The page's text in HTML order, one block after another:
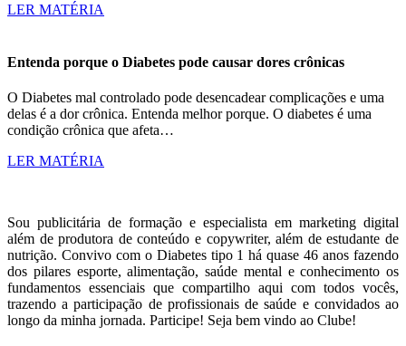
LER MATÉRIA
Entenda porque o Diabetes pode causar dores crônicas
O Diabetes mal controlado pode desencadear complicações e uma
delas é a dor crônica. Entenda melhor porque. O diabetes é uma
condição crônica que afeta…
LER MATÉRIA
Sou publicitária de formação e especialista em marketing digital
além de produtora de conteúdo e copywriter, além de estudante de
nutrição. Convivo com o Diabetes tipo 1 há quase 46 anos fazendo
dos pilares esporte, alimentação, saúde mental e conhecimento os
fundamentos essenciais que compartilho aqui com todos vocês,
trazendo a participação de profissionais de saúde e convidados ao
longo da minha jornada. Participe! Seja bem vindo ao Clube!